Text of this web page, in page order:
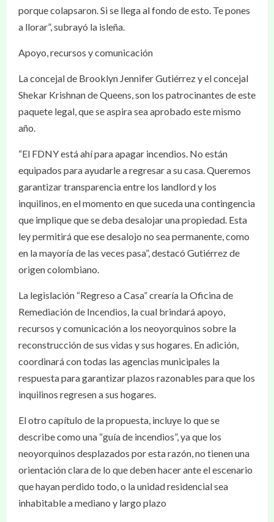
porque colapsaron. Si se llega al fondo de esto. Te pones
a llorar”, subrayó la isleña.
Apoyo, recursos y comunicación
La concejal de Brooklyn Jennifer Gutiérrez y el concejal
Shekar Krishnan de Queens, son los patrocinantes de este
paquete legal, que se aspira sea aprobado este mismo
año.
“El FDNY está ahí para apagar incendios. No están
equipados para ayudarle a regresar a su casa. Queremos
garantizar transparencia entre los landlord y los
inquilinos, en el momento en que suceda una contingencia
que implique que se deba desalojar una propiedad. Esta
ley permitirá que ese desalojo no sea permanente, como
en la mayoría de las veces pasa”, destacó Gutiérrez de
origen colombiano.
La legislación “Regreso a Casa” crearía la Oficina de
Remediación de Incendios, la cual brindará apoyo,
recursos y comunicación a los neoyorquinos sobre la
reconstrucción de sus vidas y sus hogares. En adición,
coordinará con todas las agencias municipales la
respuesta para garantizar plazos razonables para que los
inquilinos regresen a sus hogares.
El otro capítulo de la propuesta, incluye lo que se
describe como una “guía de incendios”, ya que los
neoyorquinos desplazados por esta razón, no tienen una
orientación clara de lo que deben hacer ante el escenario
que hayan perdido todo, o la unidad residencial sea
inhabitable a mediano y largo plazo